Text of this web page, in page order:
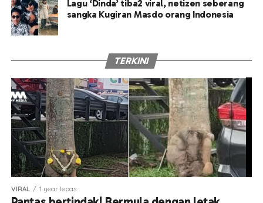
Lagu ‘Dinda’ tiba2 viral, netizen seberang
sangka Kugiran Masdo orang Indonesia
TERKINI
VIRAL 1 year lepas